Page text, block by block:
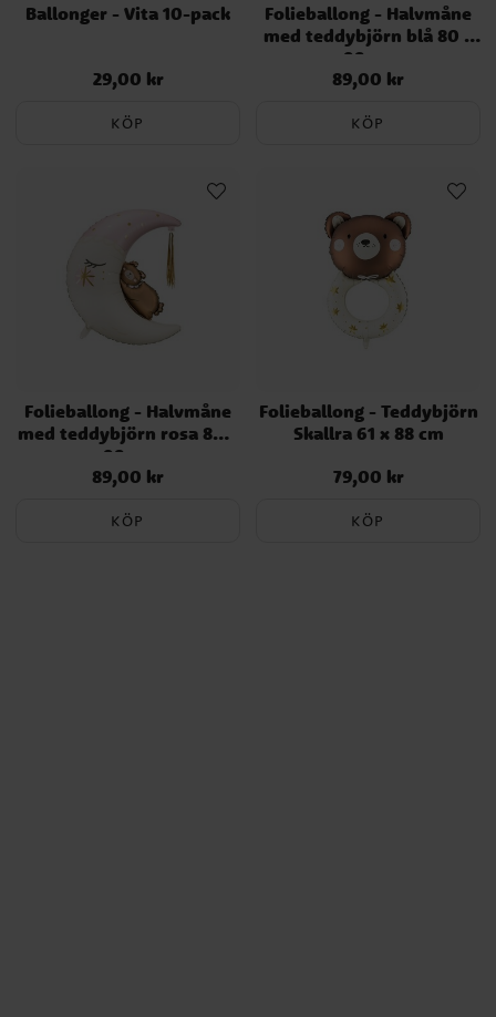
Ballonger - Vita 10-pack
Pris:29,00 kr
29,00 kr
KÖP
Folieballong - Halvmåne
med teddybjörn blå 80 x
98 cm
Pris:89,00 kr
89,00 kr
KÖP
Folieballong - Halvmåne
med teddybjörn rosa 80 x
98 cm
Pris:89,00 kr
89,00 kr
KÖP
Folieballong - Teddybjörn
Skallra 61 x 88 cm
Pris:79,00 kr
79,00 kr
KÖP